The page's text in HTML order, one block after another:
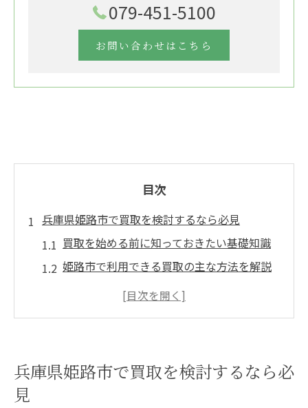
079-451-5100
お問い合わせはこちら
目次
兵庫県姫路市で買取を検討するなら必見
買取を始める前に知っておきたい基礎知識
姫路市で利用できる買取の主な方法を解説
買取の流れと必要書類の準備ポイント
買取方法の選び方とトラブル防止策
兵庫県姫路市で買取を検討するなら必
見